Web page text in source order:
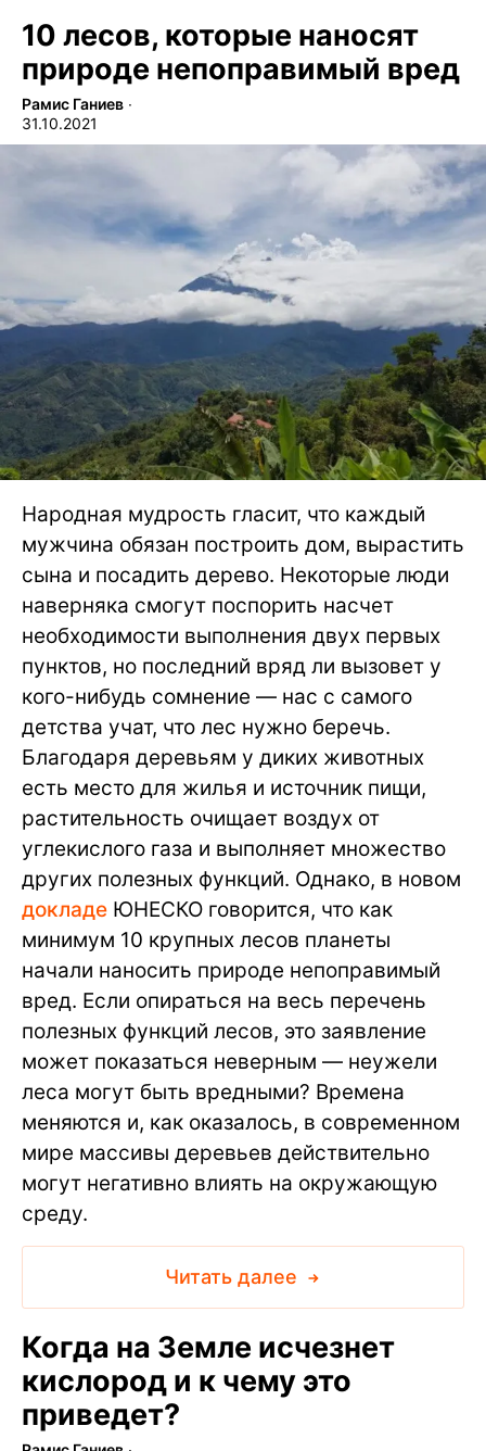
10 лесов, которые наносят
природе непоправимый вред
Рамис Ганиев ∙
31.10.2021
Народная мудрость гласит, что каждый
мужчина обязан построить дом, вырастить
сына и посадить дерево. Некоторые люди
наверняка смогут поспорить насчет
необходимости выполнения двух первых
пунктов, но последний вряд ли вызовет у
кого-нибудь сомнение — нас с самого
детства учат, что лес нужно беречь.
Благодаря деревьям у диких животных
есть место для жилья и источник пищи,
растительность очищает воздух от
углекислого газа и выполняет множество
других полезных функций. Однако, в новом
докладе ЮНЕСКО говорится, что как
минимум 10 крупных лесов планеты
начали наносить природе непоправимый
вред. Если опираться на весь перечень
полезных функций лесов, это заявление
может показаться неверным — неужели
леса могут быть вредными? Времена
меняются и, как оказалось, в современном
мире массивы деревьев действительно
могут негативно влиять на окружающую
среду.
Читать далее
Когда на Земле исчезнет
кислород и к чему это
приведет?